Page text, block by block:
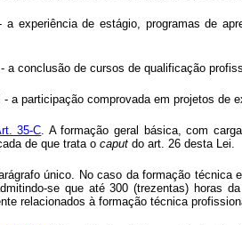
- a experiência de estágio, programas de
- a conclusão de cursos de qualificação
- a participação comprovada em projetos
35-C. A formação geral básica, com
de que trata o caput do art. 26 desta Lei.
único. No caso da formação
se que até 300 (trezentas) horas
relacionados à formação técnica